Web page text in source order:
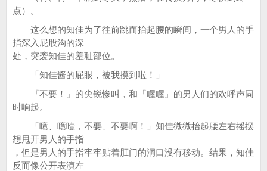
点）。
这么想的知佳为了往前跳而抬起腰的瞬间，一个男人的手
指深入屁股沟的深
处，突袭知佳的羞耻部位。
「知佳酱的屁眼，被我摸到啦！」
『不要！』的尖锐惨叫，和『喔喔』的男人们的欢呼声同
时响起。
「噫、噫噎，不要、不要啊！」知佳微微抬起腰左右摇摆
想甩开男人的手指
，但是男人的手指牢牢贴着肛门的洞口没有移动。结果，知佳
反而像公开表演左